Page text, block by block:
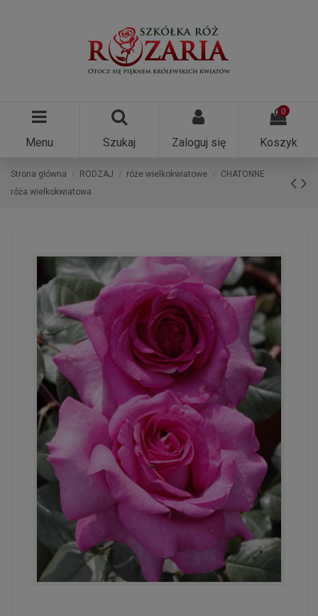
Menu Szukaj Zaloguj się
0
Koszyk
Strona główna RODZAJ róże wielkokwiatowe
CHATONNE
róża wielkokwiatowa